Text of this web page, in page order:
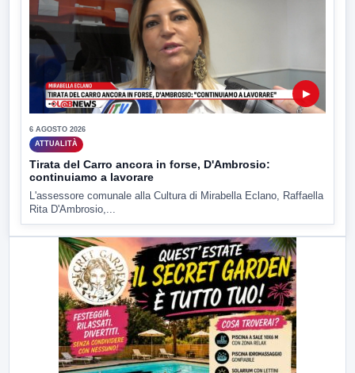
▶
6 AGOSTO 2026
ATTUALITÀ
Tirata del Carro ancora in forse, D'Ambrosio:
continuiamo a lavorare
L'assessore comunale alla Cultura di Mirabella Eclano, Raffaella
Rita D'Ambrosio,...